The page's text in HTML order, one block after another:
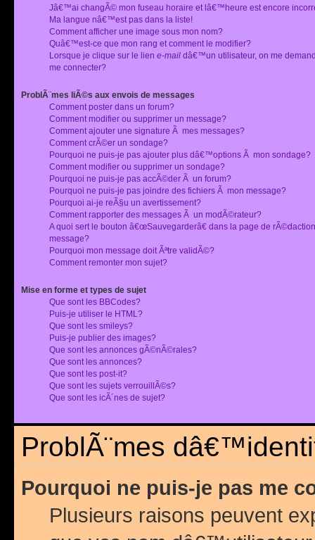
Jâ€™ai changÃ© mon fuseau horaire et lâ€™heure est encore
Ma langue nâ€™est pas dans la liste!
Comment afficher une image sous mon nom?
Quâ€™est-ce que mon rang et comment le modifier?
Lorsque je clique sur le lien e-mail dâ€™un utilisateur, on me
me connecter?
ProblÃ¨mes liÃ©s aux envois de messages
Comment poster dans un forum?
Comment modifier ou supprimer un message?
Comment ajouter une signature Ã mes messages?
Comment crÃ©er un sondage?
Pourquoi ne puis-je pas ajouter plus dâ€™options Ã mon sondage?
Comment modifier ou supprimer un sondage?
Pourquoi ne puis-je pas accÃ©der Ã un forum?
Pourquoi ne puis-je pas joindre des fichiers Ã mon message?
Pourquoi ai-je reÃ§u un avertissement?
Comment rapporter des messages Ã un modÃ©rateur?
A quoi sert le bouton â€œSauvegarderâ€ dans la page de
message?
Pourquoi mon message doit Ãªtre validÃ©?
Comment remonter mon sujet?
Mise en forme et types de sujet
Que sont les BBCodes?
Puis-je utiliser le HTML?
Que sont les smileys?
Puis-je publier des images?
Que sont les annonces gÃ©nÃ©rales?
Que sont les annonces?
Que sont les post-it?
Que sont les sujets verrouillÃ©s?
Que sont les icÃ´nes de sujet?
ProblÃ¨mes
Pourquoi ne puis-je pas me
Plusieurs raisons peuvent